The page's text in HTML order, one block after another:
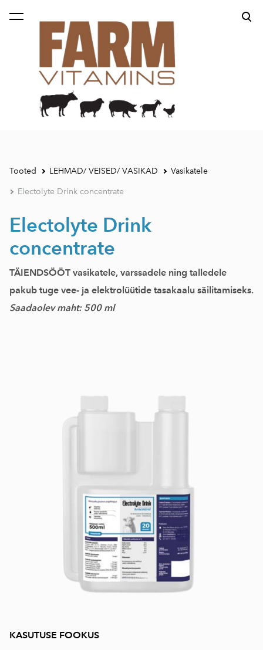
lisati ostukorvi. Vaata ostukorvi
Tooted LEHMAD/ VEISED/ VASIKAD Vasikatele
Electolyte Drink concentrate
KASUTUSE FOOKUS
Electolyte Drink
concentrate
TÄIENDSÖÖT vasikatele, varssadele ning talledele
pakub tuge vee- ja elektrolüütide tasakaalu säilitamiseks.
Saadaolev maht: 500 ml